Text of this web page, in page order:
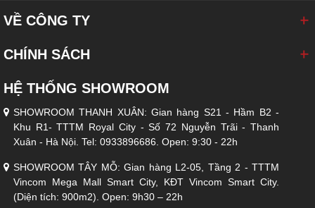
ăn ý với phòng ăn.
phòng khách
5. Chọn đơn vị cung cấp nội thất uy tín để có sản phẩm chất
lượng và đảm bảo hành tốt
sẽ. Tránh đặt bàn ghế ở những nơi thường xuyên ẩm ướt hoặc có
ánh nắng trực tiếp.
Nếu bạn có nhu cầu, còn chần trừ gì nữa. Hãy tới các showroom
VỀ CÔNG TY
CHÍNH SÁCH
HỆ THỐNG SHOWROOM
SHOWROOM THANH XUÂN: Gian hàng S21 - Hầm B2 -
Khu R1- TTTM Royal City - Số 72 Nguyễn Trãi - Thanh
Xuân - Hà Nội. Tel: 0933896686. Open: 9:30 - 22h
SHOWROOM TÂY MỖ: Gian hàng L2-05, Tầng 2 - TTTM
Vincom Mega Mall Smart City, KĐT Vincom Smart City.
(Diện tích: 900m2). Open: 9h30 – 22h